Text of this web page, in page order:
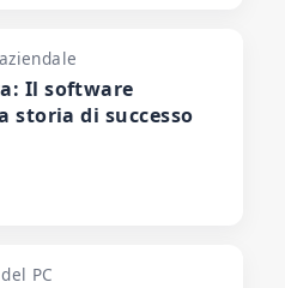
Il software
storia di successo
PC